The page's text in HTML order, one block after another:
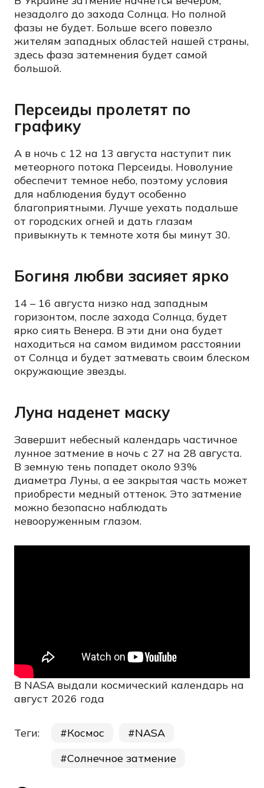
незадолго до захода Солнца. Но полной
фазы не будет. Больше всего повезло
жителям западных областей нашей страны,
здесь фаза затемнения будет самой
большой.
Персеиды пролетят по
графику
А в ночь с 12 на 13 августа наступит пик
метеорного потока Персеиды. Новолуние
обеспечит темное небо, поэтому условия
для наблюдения будут особенно
благоприятными. Лучше уехать подальше
от городских огней и дать глазам
привыкнуть к темноте хотя бы минут 30.
Богиня любви засияет ярко
14 – 16 августа низко над западным
горизонтом, после захода Солнца, будет
ярко сиять Венера. В эти дни она будет
находиться на самом видимом расстоянии
от Солнца и будет затмевать своим блеском
окружающие звезды.
Луна наденет маску
Завершит небесный календарь частичное
лунное затмение в ночь с 27 на 28 августа.
В земную тень попадет около 93%
диаметра Луны, а ее закрытая часть может
приобрести медный оттенок. Это затмение
можно безопасно наблюдать
невооруженным глазом.
В NASA выдали космический календарь на
август 2026 года
Теги: Космос
NASA
Солнечное затмение